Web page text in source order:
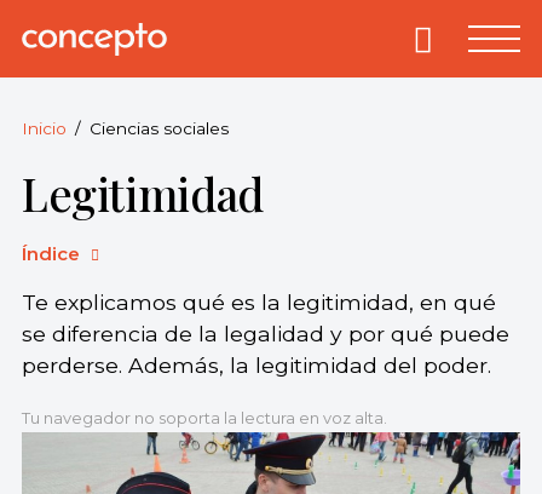
Concepto.
derechos
reservados.
Primary
Inicio Ciencias sociales
Legitimidad
Índice
Te explicamos qué es la legitimidad, en qué
se diferencia de la legalidad y por qué puede
perderse. Además, la legitimidad del poder.
Tu navegador no soporta la lectura en voz alta.